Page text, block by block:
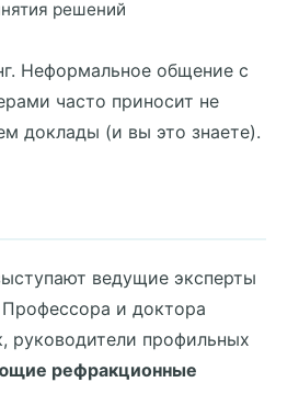
решений
Неформальное общение с
часто приносит не
доклады (и вы это знаете).
ведущие эксперты
и доктора
руководители профильных
рефракционные